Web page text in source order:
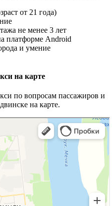
от 21 года)
не менее 3 лет
платформе Android
и умение
на карте
по вопросам пассажиров и
на карте.